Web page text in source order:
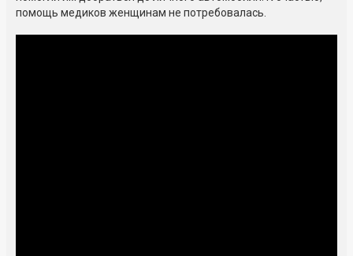
помощь медиков женщинам не потребовалась.